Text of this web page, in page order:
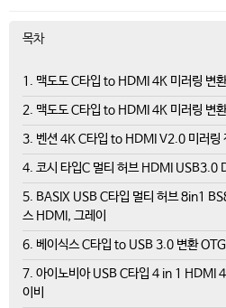
목차
1. 맥도도 C타입 to HDMI 4K 미러링 변
2. 맥도도 C타입 to HDMI 4K 미러링 변
3. 벤션 4K C타입 to HDMI V2.0 미러링
4. 코시 타입C 멀티 허브 HDMI USB3.0
5. BASIX USB C타입 멀티 허브 8in1
스 HDMI, 그레이
6. 베이식스 C타입 to USB 3.0 변환
7. 아이노비아 USB C타입 4 in 1 HDMI
이비